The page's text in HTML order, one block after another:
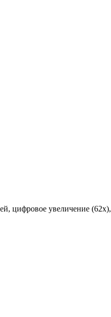
цифровое увеличение (62х),